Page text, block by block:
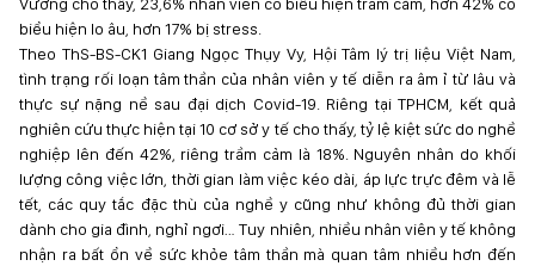
biểu hiện lo âu, hơn 17% bị stress.
Theo ThS-BS-CK1 Giang Ngọc Thụy Vy, Hội Tâm lý trị liệu Việt Nam,
tình trạng rối loạn tâm thần của nhân viên y tế diễn ra âm ỉ từ lâu và
thực sự nặng nề sau đại dịch Covid-19. Riêng tại TPHCM, kết quả
nghiên cứu thực hiện tại 10 cơ sở y tế cho thấy, tỷ lệ kiệt sức do nghề
nghiệp lên đến 42%, riêng trầm cảm là 18%. Nguyên nhân do khối
lượng công việc lớn, thời gian làm việc kéo dài, áp lực trực đêm và lễ
tết, các quy tắc đặc thù của nghề y cũng như không đủ thời gian
dành cho gia đình, nghỉ ngơi… Tuy nhiên, nhiều nhân viên y tế không
nhận ra bất ổn về sức khỏe tâm thần mà quan tâm nhiều hơn đến